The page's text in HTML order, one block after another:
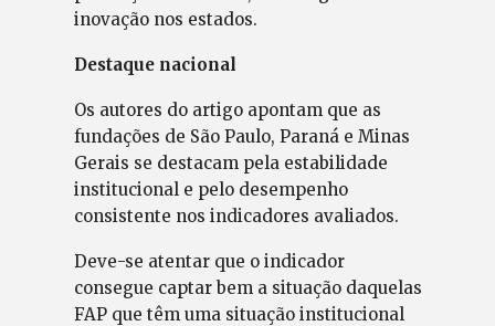
inovação nos estados.
Destaque nacional
Os autores do artigo apontam que as
fundações de São Paulo, Paraná e Minas
Gerais se destacam pela estabilidade
institucional e pelo desempenho
consistente nos indicadores avaliados.
Deve-se atentar que o indicador
consegue captar bem a situação daquelas
FAP que têm uma situação institucional